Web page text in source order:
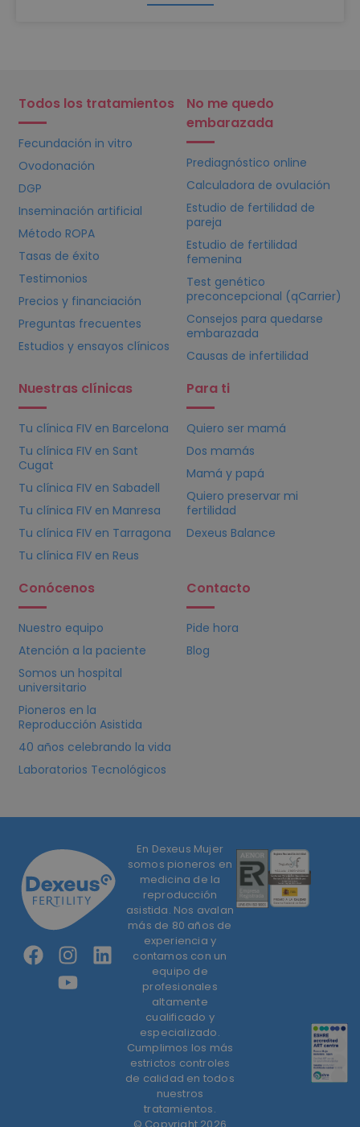
Todos los tratamientos
Fecundación in vitro
Ovodonación
DGP
Inseminación artificial
Método ROPA
Tasas de éxito
Testimonios
Precios y financiación
Preguntas frecuentes
Estudios y ensayos clínicos
No me quedo
embarazada
Prediagnóstico online
Calculadora de ovulación
Estudio de fertilidad de
pareja
Estudio de fertilidad
femenina
Test genético
preconcepcional (qCarrier)
Consejos para quedarse
embarazada
Causas de infertilidad
Nuestras clínicas
Tu clínica FIVen Barcelona
Tu clínica FIVen Sant
Cugat
Tu clínica FIVen Sabadell
Tu clínica FIVen Manresa
Tu clínica FIVen Tarragona
Tu clínica FIVen Reus
Para ti
Quiero ser mamá
Dos mamás
Mamá y papá
Quiero preservar mi
fertilidad
Dexeus Balance
Conócenos
Nuestro equipo
Atención a la paciente
Somos un hospital
universitario
Pioneros en la
Reproducción Asistida
40 años celebrando la vida
Laboratorios Tecnológicos
Contacto
Pide hora
Blog
En Dexeus Mujer
somos pioneros en
medicina de la
reproducción
asistida. Nos avalan
más de 80 años de
experiencia y
contamos con un
equipo de
profesionales
altamente
cualificado y
especializado.
Cumplimos los más
estrictos controles
de calidad en todos
nuestros
tratamientos.